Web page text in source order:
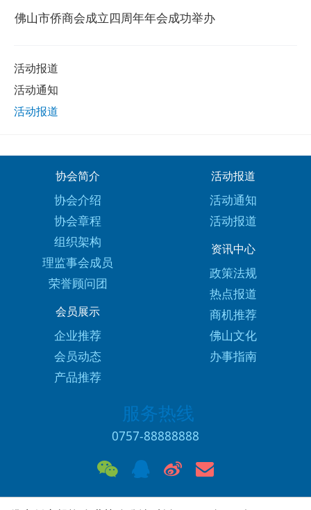
佛山市侨商会成立四周年年会成功举办
活动报道
活动通知
活动报道
协会简介
协会介绍
协会章程
组织架构
理监事会成员
荣誉顾问团
活动报道
活动通知
活动报道
资讯中心
政策法规
热点报道
商机推荐
佛山文化
办事指南
会员展示
企业推荐
会员动态
产品推荐
服务热线
0757-88888888